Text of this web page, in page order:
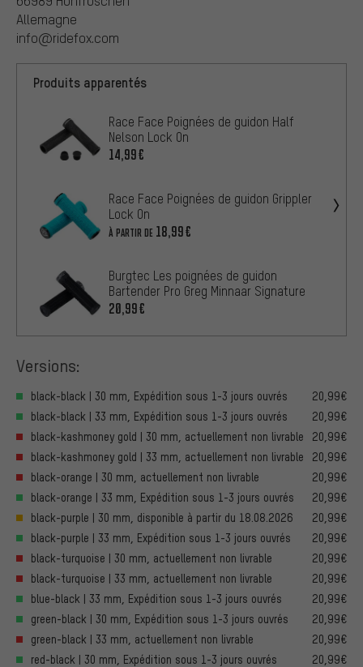
Allemagne
info@ridefox.com
Produits apparentés
Race Face Poignées de guidon Half
Nelson Lock On
14,99€
Race Face Poignées de guidon Grippler
Lock On
À PARTIR DE 18,99€
Burgtec Les poignées de guidon
Bartender Pro Greg Minnaar Signature
20,99€
Versions:
black-black | 30 mm, Expédition sous 1-3 jours ouvrés
20,99€
black-black | 33 mm, Expédition sous 1-3 jours ouvrés
20,99€
black-kashmoney gold | 30 mm, actuellement non livrable
20,99€
black-kashmoney gold | 33 mm, actuellement non livrable
20,99€
black-orange | 30 mm, actuellement non livrable
20,99€
black-orange | 33 mm, Expédition sous 1-3 jours ouvrés
20,99€
black-purple | 30 mm, disponible à partir du 18.08.2026
20,99€
black-purple | 33 mm, Expédition sous 1-3 jours ouvrés
20,99€
black-turquoise | 30 mm, actuellement non livrable
20,99€
black-turquoise | 33 mm, actuellement non livrable
20,99€
blue-black | 33 mm, Expédition sous 1-3 jours ouvrés
20,99€
green-black | 30 mm, Expédition sous 1-3 jours ouvrés
20,99€
green-black | 33 mm, actuellement non livrable
20,99€
red-black | 30 mm, Expédition sous 1-3 jours ouvrés
20,99€